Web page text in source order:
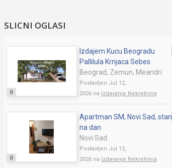
SLICNI OGLASI
8
Izdajem Kucu Beogradu
Pallilula Krnjaca Sebes
Beograd, Zemun, Meandri
Postavljen Jul 12,
2026 na Izdavanje Nekretnina
8
Apartman SM, Novi Sad, stan
na dan
Novi Sad
Postavljen Jul 12,
2026 na Izdavanje Nekretnina